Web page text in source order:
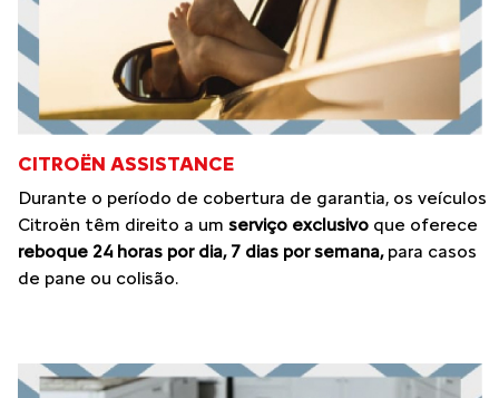
CITROËN ASSISTANCE
Durante o período de cobertura de garantia, os veículos
Citroën têm direito a um serviço exclusivo que oferece
reboque 24 horas por dia, 7 dias por semana,para casos
de pane ou colisão.